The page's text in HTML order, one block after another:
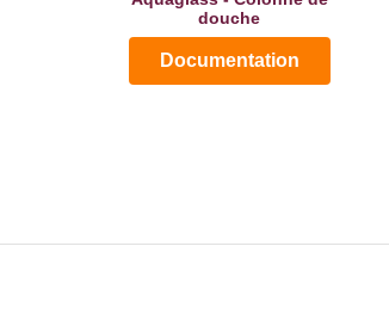
douche
Documentation